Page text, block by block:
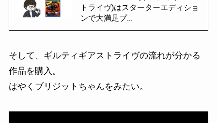
トライヴ)はスターターエディショ
ンで大満足プ...
そして、ギルティギアストライヴの流れが分かる
作品を購入。
はやくブリジットちゃんをみたい。